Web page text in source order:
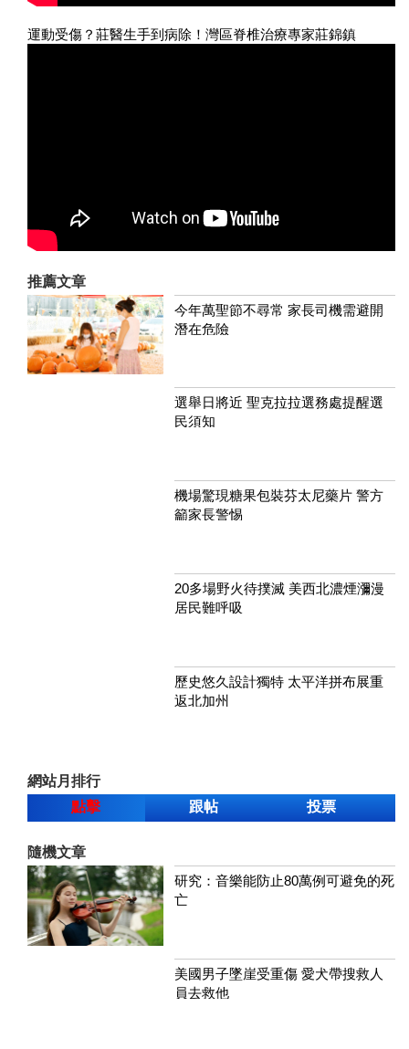
運動受傷？莊醫生手到病除！灣區脊椎治療專家莊錦鎮
推薦文章
今年萬聖節不尋常 家長司機需避開
潛在危險
選舉日將近 聖克拉拉選務處提醒選
民須知
機場驚現糖果包裝芬太尼藥片 警方
籲家長警惕
20多場野火待撲滅 美西北濃煙瀰漫
居民難呼吸
歷史悠久設計獨特 太平洋拼布展重
返北加州
網站月排行
點擊
跟帖 投票
隨機文章
研究：音樂能防止80萬例可避免的死
亡
美國男子墜崖受重傷 愛犬帶搜救人
員去救他